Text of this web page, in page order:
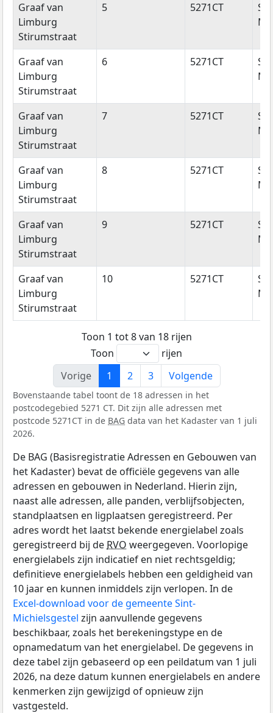
Graaf van
Limburg
Stirumstraat
5 5271CT
Graaf van
Limburg
Stirumstraat
6 5271CT
Graaf van
Limburg
Stirumstraat
7 5271CT
Graaf van
Limburg
Stirumstraat
8 5271CT
Graaf van
Limburg
Stirumstraat
9 5271CT
Graaf van
Limburg
Stirumstraat
10 5271CT
Toon 1 tot 8 van 18 rijen
Toon
rijen
Vorige
1 2 3 Volgende
Bovenstaande tabel toont de 18 adressen in het
postcodegebied 5271 CT. Dit zijn alle adressen met
postcode 5271CT in de BAG data van het Kadaster van 1 juli
2026.
De BAG (Basisregistratie Adressen en Gebouwen van
het Kadaster) bevat de officiële gegevens van alle
adressen en gebouwen in Nederland. Hierin zijn,
naast alle adressen, alle panden, verblijfsobjecten,
standplaatsen en ligplaatsen geregistreerd. Per
adres wordt het laatst bekende energielabel zoals
geregistreerd bij de RVO weergegeven. Voorlopige
energielabels zijn indicatief en niet rechtsgeldig;
definitieve energielabels hebben een geldigheid van
10 jaar en kunnen inmiddels zijn verlopen. In de
Excel-download voor de gemeente Sint-
Michielsgestel zijn aanvullende gegevens
beschikbaar, zoals het berekeningstype en de
opnamedatum van het energielabel. De gegevens in
deze tabel zijn gebaseerd op een peildatum van 1 juli
2026, na deze datum kunnen energielabels en andere
kenmerken zijn gewijzigd of opnieuw zijn
vastgesteld.